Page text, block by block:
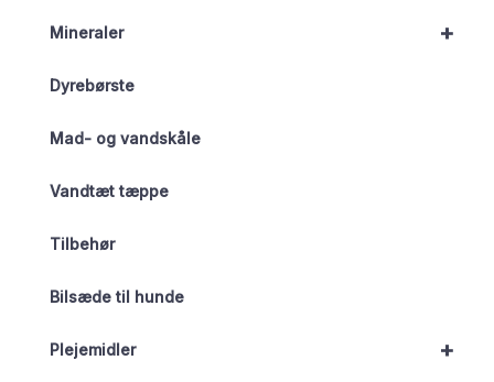
+
Mineraler
Dyrebørste
Mad- og vandskåle
Vandtæt tæppe
Tilbehør
Bilsæde til hunde
+
Plejemidler